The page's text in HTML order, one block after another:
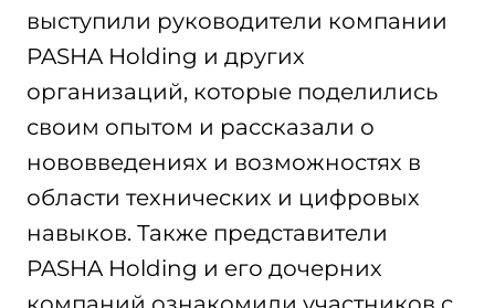
выступили руководители компании
PASHA Holding и других
организаций, которые поделились
своим опытом и рассказали о
нововведениях и возможностях в
области технических и цифровых
навыков. Также представители
PASHA Holding и его дочерних